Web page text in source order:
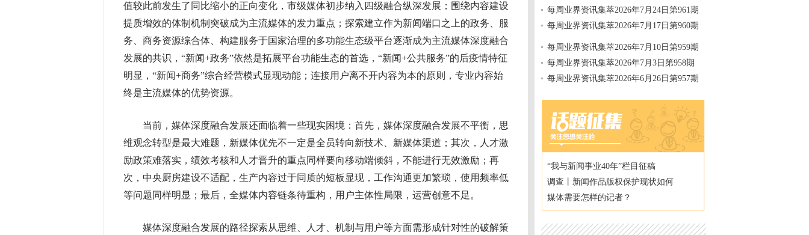
值较此前发生了同比缩小的正向变化，市级媒体初步纳入四级融合纵深发展；围绕内容建设
提质增效的体制机制突破成为主流媒体的发力重点；探索建立作为新闻端口之上的政务、服
务、商务资源综合体、构建服务于国家治理的多功能生态级平台逐渐成为主流媒体深度融合
发展的共识，“新闻+政务”依然是拓展平台功能生态的首选，“新闻+公共服务”的后疫情特征
明显，“新闻+商务”综合经营模式显现动能；连接用户离不开内容为本的原则，专业内容始
终是主流媒体的优势资源。
当前，媒体深度融合发展还面临着一些现实困境：首先，媒体深度融合发展不平衡，思
维观念转型是最大难题，新媒体优先不一定是全员转向新技术、新媒体渠道；其次，人才激
励政策难落实，绩效考核和人才晋升的重点同样要向移动端倾斜，不能进行无效激励；再
次，中央厨房建设不适配，生产内容过于同质的短板显现，工作沟通更加繁琐，使用频率低
等问题同样明显；最后，全媒体内容链条待重构，用户主体性局限，运营创意不足。
媒体深度融合发展的路径探索从思维、人才、机制与用户等方面需形成针对性的破解策
每周业界资讯集萃2026年7月24日第961期
每周业界资讯集萃2026年7月17日第960期
每周业界资讯集萃2026年7月10日第959期
每周业界资讯集萃2026年7月3日第958期
每周业界资讯集萃2026年6月26日第957期
“我与新闻事业40年”栏目征稿
调查丨新闻作品版权保护现状如何
媒体需要怎样的记者？